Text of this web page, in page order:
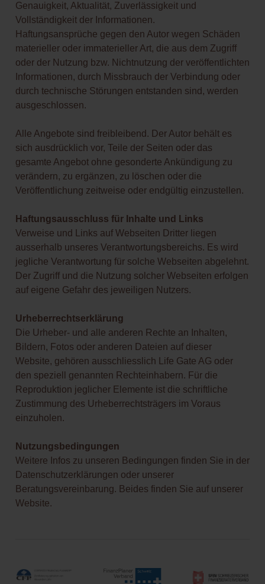
Genauigkeit, Aktualität, Zuverlässigkeit und
Vollständigkeit der Informationen.
Haftungsansprüche gegen den Autor wegen Schäden
materieller oder immaterieller Art, die aus dem Zugriff
oder der Nutzung bzw. Nichtnutzung der veröffentlichten
Informationen, durch Missbrauch der Verbindung oder
durch technische Störungen entstanden sind, werden
ausgeschlossen.
Alle Angebote sind freibleibend. Der Autor behält es
sich ausdrücklich vor, Teile der Seiten oder das
gesamte Angebot ohne gesonderte Ankündigung zu
verändern, zu ergänzen, zu löschen oder die
Veröffentlichung zeitweise oder endgültig einzustellen.
Haftungsausschluss für Inhalte und Links
Verweise und Links auf Webseiten Dritter liegen
ausserhalb unseres Verantwortungsbereichs. Es wird
jegliche Verantwortung für solche Webseiten abgelehnt.
Der Zugriff und die Nutzung solcher Webseiten erfolgen
auf eigene Gefahr des jeweiligen Nutzers.
Urheberrechtserklärung
Die Urheber- und alle anderen Rechte an Inhalten,
Bildern, Fotos oder anderen Dateien auf dieser
Website, gehören ausschliesslich Life Gate AG oder
den speziell genannten Rechteinhabern. Für die
Reproduktion jeglicher Elemente ist die schriftliche
Zustimmung des Urheberrechtsträgers im Voraus
einzuholen.
Nutzungsbedingungen
Weitere Infos zu unseren Bedingungen finden Sie in der
Datenschutzerklärungen oder unserer
Beratungsvereinbarung. Beides finden Sie auf unserer
Website.